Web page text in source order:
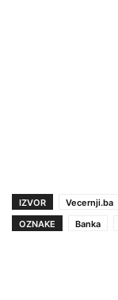
IZVOR
Vecernji.ba
OZNAKE
Banka